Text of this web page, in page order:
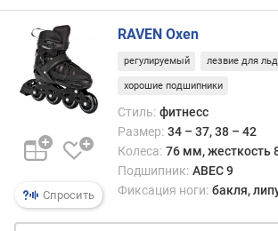
г
и
м
д
о
о
г
Спросить
RAVEN Oxen
регулируемый лезвие для
хорошие подшипники
Стиль: фитнесс
Размер: 34 – 37, 38 – 42
Колеса: 76 мм, жесткость
Подшипник: ABEC 9
Фиксация ноги: бакля,